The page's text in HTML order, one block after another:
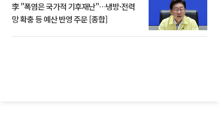
李 "폭염은 국가적 기후재난"…냉방·전력
망 확충 등 예산 반영 주문 [종합]